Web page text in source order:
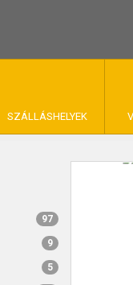
SZÁLLÁSHELYEK
97
9
5